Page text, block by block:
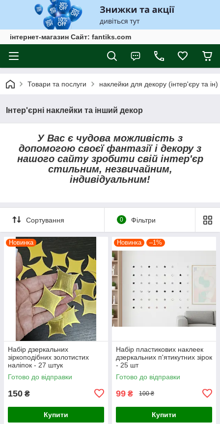
інтернет-магазин Сайт: fantiks.com
Товари та послуги наклейки для декору (інтер'єру та ін)
Інтер'єрні наклейки та інший декор
У Вас є чудова можливість з
допомогою своєї фантазії і декору з
нашого сайту зробити свій інтер'єр
стильним, незвичайним,
індивідуальним!
Сортування 0 Фільтри
Новинка
Набір дзеркальних
зіркоподібних золотистих
наліпок - 27 штук
Готово до відправки
150 ₴
Купити
Новинка –1%
Набір пластикових наклеек
дзеркальних п'ятикутних зірок
- 25 шт
Готово до відправки
99 ₴ 100 ₴
Купити